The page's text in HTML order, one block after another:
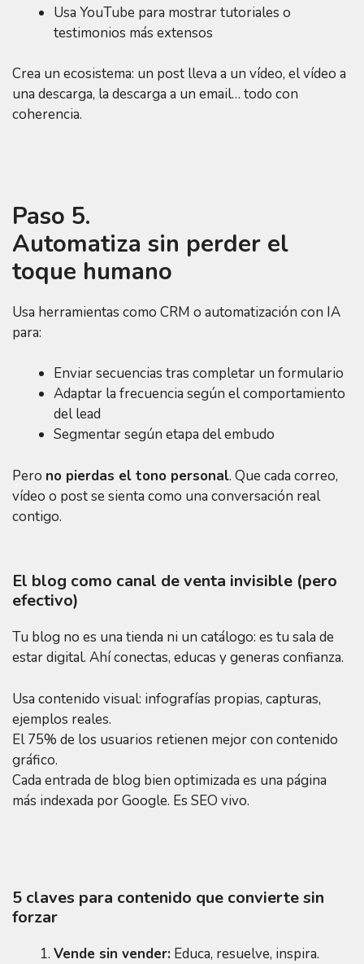
Usa YouTube para mostrar tutoriales o
testimonios más extensos
Crea un ecosistema: un post lleva a un vídeo, el vídeo a
una descarga, la descarga a un email… todo con
coherencia.
Paso 5.
Automatiza sin perder el
toque humano
Usa herramientas como CRM o automatización con IA
para:
Enviar secuencias tras completar un formulario
Adaptar la frecuencia según el comportamiento
del lead
Segmentar según etapa del embudo
Pero no pierdas el tono personal. Que cada correo,
vídeo o post se sienta como una conversación real
contigo.
El blog como canal de venta invisible (pero
efectivo)
Tu blog no es una tienda ni un catálogo: es tu sala de
estar digital. Ahí conectas, educas y generas confianza.
Usa contenido visual: infografías propias, capturas,
ejemplos reales.
El 75% de los usuarios retienen mejor con contenido
gráfico.
Cada entrada de blog bien optimizada es una página
más indexada por Google. Es SEO vivo.
5 claves para contenido que convierte sin
forzar
Vende sin vender: Educa, resuelve, inspira.